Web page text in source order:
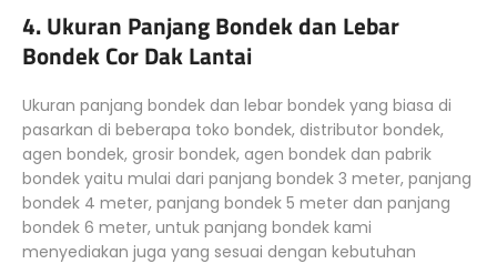
4. Ukuran Panjang Bondek dan Lebar
Bondek Cor Dak Lantai
Ukuran panjang bondek dan lebar bondek yang biasa di
pasarkan di beberapa toko bondek, distributor bondek,
agen bondek, grosir bondek, agen bondek dan pabrik
bondek yaitu mulai dari panjang bondek 3 meter, panjang
bondek 4 meter, panjang bondek 5 meter dan panjang
bondek 6 meter, untuk panjang bondek kami
menyediakan juga yang sesuai dengan kebutuhan